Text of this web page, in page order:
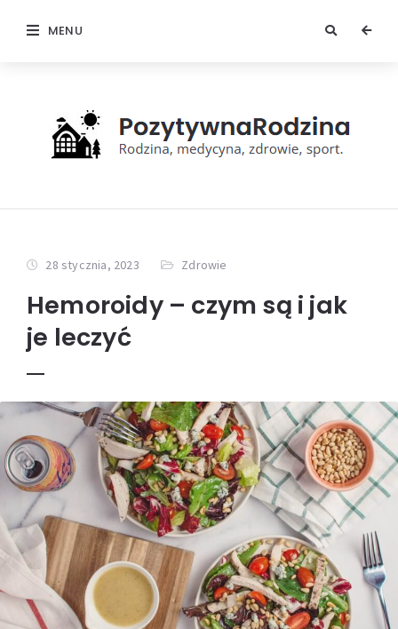
MENU
28 stycznia, 2023 Zdrowie
Hemoroidy – czym są i jak
je leczyć